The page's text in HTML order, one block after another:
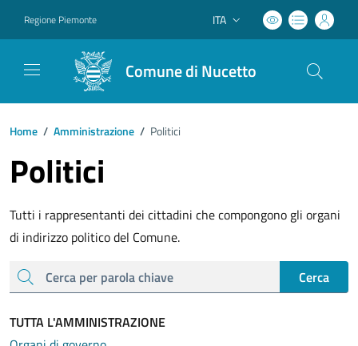
Regione Piemonte Lingua attiva:
ITA
Comune di Nucetto
Home / Amministrazione / Politici
Politici
Tutti i rappresentanti dei cittadini che compongono gli organi
di indirizzo politico del Comune.
cerca
Cerca
TUTTA L'AMMINISTRAZIONE